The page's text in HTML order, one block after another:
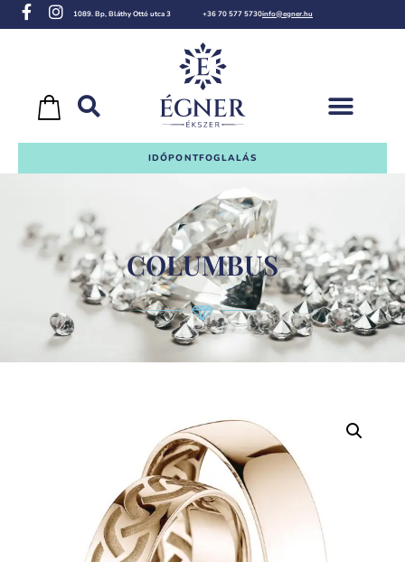
1089. Bp, Bláthy Ottó utca 3 +36 70 577 5730info@egner.hu
IDŐPONTFOGLALÁS
COLUMBUS